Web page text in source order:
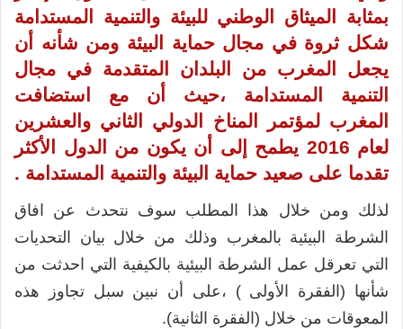
بمثابة الميثاق الوطني للبيئة والتنمية المستدامة
شكل ثروة في مجال حماية البيئة ومن شأنه أن
يجعل المغرب من البلدان المتقدمة في مجال
التنمية المستدامة ،حيث أن مع استضافت
المغرب لمؤتمر المناخ الدولي الثاني والعشرين
لعام 2016 يطمح إلى أن يكون من الدول الأكثر
تقدما على صعيد حماية البيئة والتنمية المستدامة .
لذلك ومن خلال هذا المطلب سوف نتحدث عن افاق
الشرطة البيئية بالمغرب وذلك من خلال بيان التحديات
التي تعرقل عمل الشرطة البيئية بالكيفية التي احدثت من
شأنها (الفقرة الأولى ) ،على أن نبين سبل تجاوز هذه
المعوقات من خلال (الفقرة الثانية).